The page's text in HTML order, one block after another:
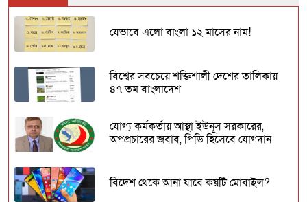
যেভাবে এলো বাংলা ১২ মাসের নাম!
বিশ্বের সবচেয়ে শক্তিশালী দেশের তালিকায়
৪৭ তম বাংলাদেশ
যোগ্য কর্মকর্তায় আস্থা ইউনূস সরকারের,
অপপ্রচারের জবাব, পিডি হিসেবে যোগদান
বিদেশ থেকে আনা যাবে কয়টি মোবাইল?